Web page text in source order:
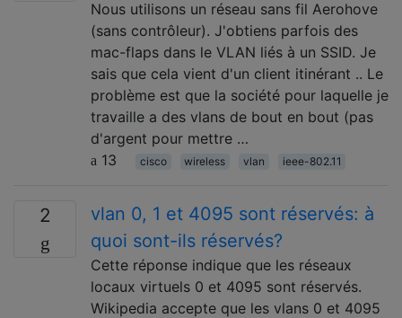
Nous utilisons un réseau sans fil Aerohove
(sans contrôleur). J'obtiens parfois des
mac-flaps dans le VLAN liés à un SSID. Je
sais que cela vient d'un client itinérant .. Le
problème est que la société pour laquelle je
travaille a des vlans de bout en bout (pas
d'argent pour mettre …
13
cisco wireless vlan ieee-802.11
2
vlan 0, 1 et 4095 sont réservés: à
quoi sont-ils réservés?
Cette réponse indique que les réseaux
locaux virtuels 0 et 4095 sont réservés.
Wikipedia accepte que les vlans 0 et 4095